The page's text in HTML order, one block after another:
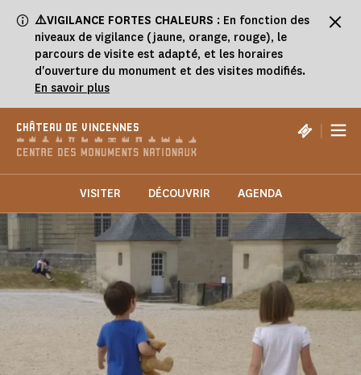
⚠️VIGILANCE FORTES CHALEURS : En fonction des
niveaux de vigilance (jaune, orange, rouge), le
parcours de visite est adapté, et les horaires
d'ouverture du monument et des visites modifiés.
En savoir plus
CHÂTEAU DE VINCENNES |
VISITER DÉCOUVRIR AGENDA